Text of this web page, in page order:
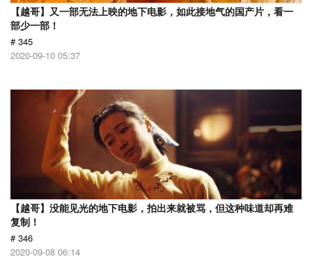
【越哥】又一部无法上映的地下电影，如此接地气的国产片，看一
部少一部！
# 345
2020-09-10 05:37
【越哥】没能见光的地下电影，拍出来就被骂，但这种味道却再难
复制！
# 346
2020-09-08 06:14